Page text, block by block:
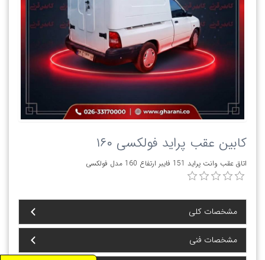
کابین عقب پراید فولکسی ۱۶۰
اتاق عقب وانت پراید 151 فایبر ارتفاع 160 مدل فولکسی
مشخصات کلی
مشخصات فنی